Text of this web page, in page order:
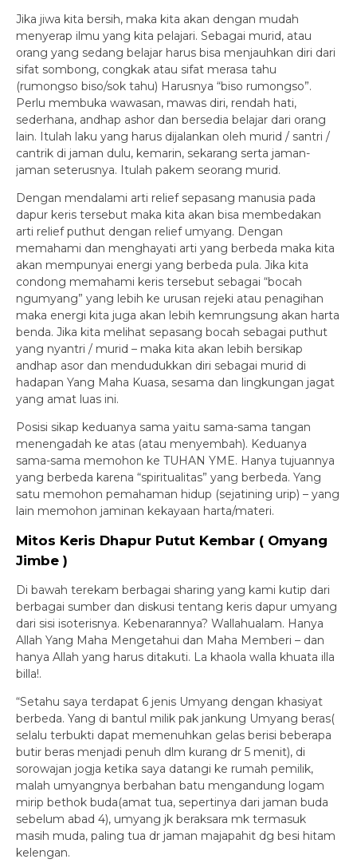
Jika jiwa kita bersih, maka kita akan dengan mudah
menyerap ilmu yang kita pelajari. Sebagai murid, atau
orang yang sedang belajar harus bisa menjauhkan diri dari
sifat sombong, congkak atau sifat merasa tahu
(rumongso biso/sok tahu) Harusnya “biso rumongso”.
Perlu membuka wawasan, mawas diri, rendah hati,
sederhana, andhap ashor dan bersedia belajar dari orang
lain. Itulah laku yang harus dijalankan oleh murid / santri /
cantrik di jaman dulu, kemarin, sekarang serta jaman-
jaman seterusnya. Itulah pakem seorang murid.
Dengan mendalami arti relief sepasang manusia pada
dapur keris tersebut maka kita akan bisa membedakan
arti relief puthut dengan relief umyang. Dengan
memahami dan menghayati arti yang berbeda maka kita
akan mempunyai energi yang berbeda pula. Jika kita
condong memahami keris tersebut sebagai “bocah
ngumyang” yang lebih ke urusan rejeki atau penagihan
maka energi kita juga akan lebih kemrungsung akan harta
benda. Jika kita melihat sepasang bocah sebagai puthut
yang nyantri / murid – maka kita akan lebih bersikap
andhap asor dan mendudukkan diri sebagai murid di
hadapan Yang Maha Kuasa, sesama dan lingkungan jagat
yang amat luas ini.
Posisi sikap keduanya sama yaitu sama-sama tangan
menengadah ke atas (atau menyembah). Keduanya
sama-sama memohon ke TUHAN YME. Hanya tujuannya
yang berbeda karena “spiritualitas” yang berbeda. Yang
satu memohon pemahaman hidup (sejatining urip) – yang
lain memohon jaminan kekayaan harta/materi.
Mitos Keris Dhapur Putut Kembar ( Omyang
Jimbe )
Di bawah terekam berbagai sharing yang kami kutip dari
berbagai sumber dan diskusi tentang keris dapur umyang
dari sisi isoterisnya. Kebenarannya? Wallahualam. Hanya
Allah Yang Maha Mengetahui dan Maha Memberi – dan
hanya Allah yang harus ditakuti. La khaola walla khuata illa
billa!.
“Setahu saya terdapat 6 jenis Umyang dengan khasiyat
berbeda. Yang di bantul milik pak jankung Umyang beras(
selalu terbukti dapat memenuhkan gelas berisi beberapa
butir beras menjadi penuh dlm kurang dr 5 menit), di
sorowajan jogja ketika saya datangi ke rumah pemilik,
malah umyangnya berbahan batu mengandung logam
mirip bethok buda(amat tua, sepertinya dari jaman buda
sebelum abad 4), umyang jk beraksara mk termasuk
masih muda, paling tua dr jaman majapahit dg besi hitam
kelengan.